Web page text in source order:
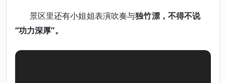
景区里还有小姐姐表演吹奏与独竹漂，不得不说
“功力深厚”。
视